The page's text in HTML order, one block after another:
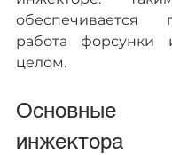
обеспечивается
работа
целом.
Основные
инжектора